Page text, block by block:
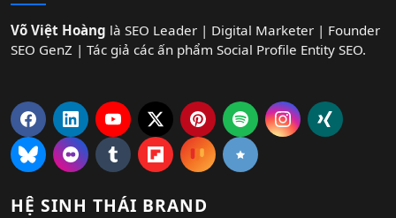
Võ Việt Hoàng là SEO Leader | Digital Marketer | Founder
SEO GenZ | Tác giả các ấn phẩm Social Profile Entity SEO.
HỆ SINH THÁI BRAND